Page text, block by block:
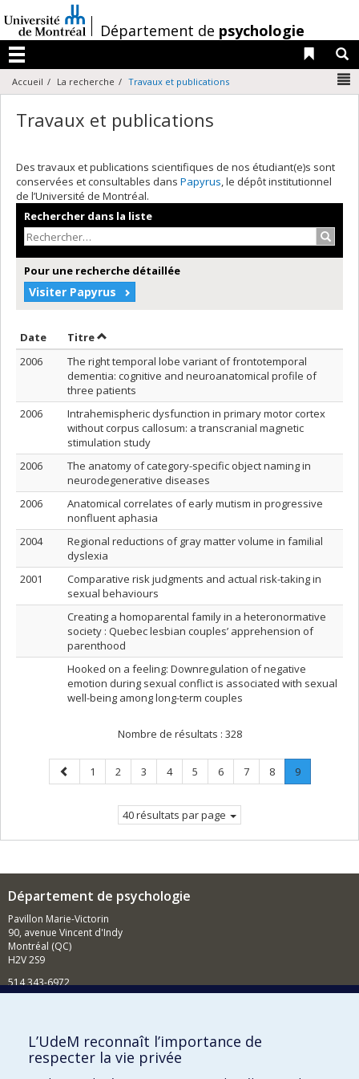
au
contenu
/Département de psychologie
Menu
Liens
Accueil La recherche Travaux et publications
Travaux et publications
Des travaux et publications scientifiques de nos étudiant(e)s sont
conservées et consultables dans Papyrus, le dépôt institutionnel
de l’Université de Montréal.
Rechercher dans la liste
Pour une recherche détaillée
Visiter Papyrus
Date Trier par date en ordre croissant
TitreTrier par titre en ordre croissant
2006
The right temporal lobe variant of frontotemporal
dementia: cognitive and neuroanatomical profile of
three patients
2006
Intrahemispheric dysfunction in primary motor cortex
without corpus callosum: a transcranial magnetic
stimulation study
2006
The anatomy of category-specific object naming in
neurodegenerative diseases
2006
Anatomical correlates of early mutism in progressive
nonfluent aphasia
2004
Regional reductions of gray matter volume in familial
dyslexia
2001
Comparative risk judgments and actual risk-taking in
sexual behaviours
Creating a homoparental family in a heteronormative
society : Quebec lesbian couples’ apprehension of
parenthood
Hooked on a feeling: Downregulation of negative
emotion during sexual conflict is associated with sexual
well-being among long-term couples
Nombre de résultats : 328
Page
précédente
Page
1 Page
2 Page
3 Page
4 Page
5 Page
6 Page
7 Page
8 Page
9.
Page
40 résultats par page
Département de psychologie
Pavillon Marie-Victorin
90, avenue Vincent d'Indy
Montréal (QC)
H2V 2S9
514 343-6972
Comment soutenir le Département?
BESOIN D'AIDE?
L’UdeM reconnaît l’importance de
respecter la vie privée